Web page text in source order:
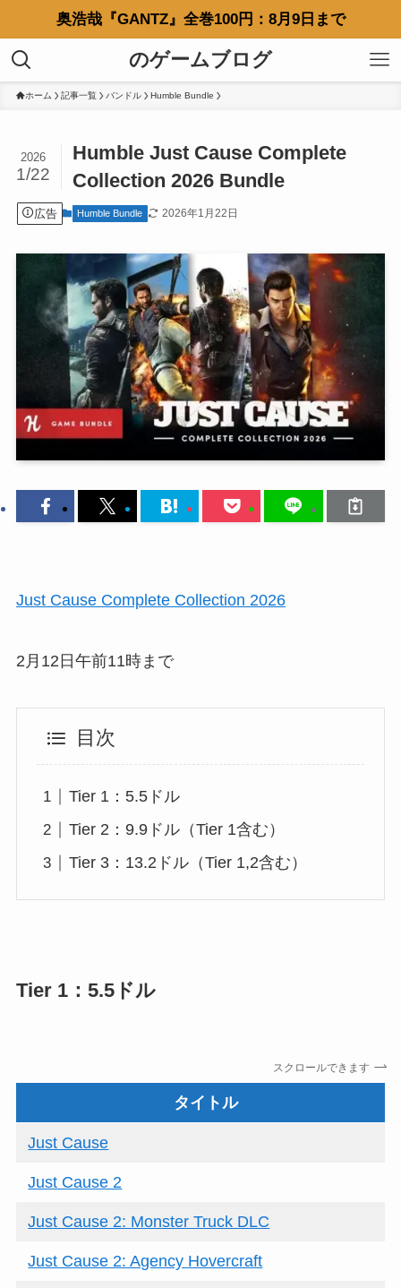
奥浩哉『GANTZ』全巻100円：8月9日まで
のゲームブログ
ホーム 記事一覧 バンドル Humble Bundle
Humble Just Cause Complete
Collection 2026 Bundle
2026
1/22
広告 Humble Bundle 2026年1月22日
Just Cause Complete Collection 2026
2月12日午前11時まで
目次
Tier 1：5.5ドル
Tier 2：9.9ドル（Tier 1含む）
Tier 3：13.2ドル（Tier 1,2含む）
Tier 1：5.5ドル
スクロールできます
タイトル
Just Cause
Just Cause 2
Just Cause 2: Monster Truck DLC
Just Cause 2: Agency Hovercraft